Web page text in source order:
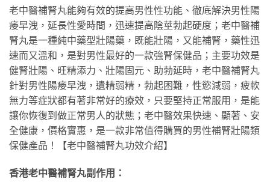
老中醫補腎丸能夠有效的提高男性性功能、徹底解決男性陽
痿早洩，延長性愛時間，迅速提高陰莖勃起硬度；老中醫補
腎丸是一種純中藥型壯陽藥，既能壯陽，又能補腎，藥性迅
速而又溫和，是對男性最好的一款強腎保健品；主要功效是
健腎壯陽、旺精添力、壯陽固元、助勃延時，老中醫補腎丸
針對男性陽痿早洩，遺精弱精，勃起困難，性慾減弱，疲軟
無力等症狀都有著非常好的療效，只要堅持正常服用，是能
讓你恢復到做正常男人的狀態；老中醫效果快速、顯著、安
全健康，價格實惠，是一款非常值得購買的男性補腎壯陽類
保健產品！【老中醫補腎丸功效介紹】
香港老中醫補腎丸副作用：